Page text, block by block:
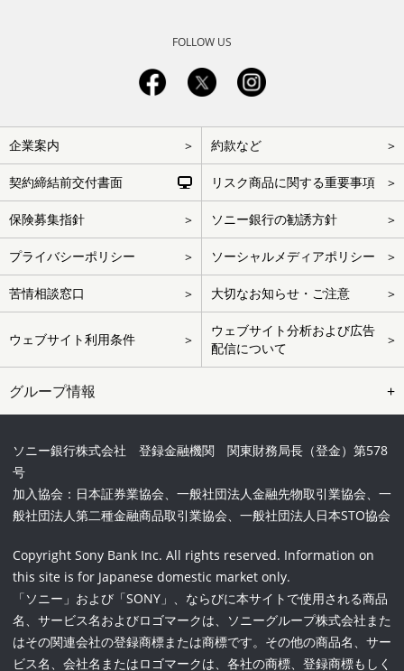
FOLLOW US
ス
プ
企業案内 約款など
契約締結前交付書面 リスク商品に関する重要事項
保険募集指針 ソニー銀行の勧誘方針
プライバシーポリシー ソーシャルメディアポリシー
苦情相談窓口 大切なお知らせ・ご注意
ウェブサイト利用条件
ウェブサイト分析および広告
配信について
グループ情報
ソニー銀行株式会社 登録金融機関 関東財務局長（登金）第578
号
加入協会：日本証券業協会、一般社団法人金融先物取引業協会、一
般社団法人第二種金融商品取引業協会、一般社団法人日本STO協会
Copyright Sony Bank Inc. All rights reserved. Information on
this site is for Japanese domestic market only.
「ソニー」および「SONY」、ならびに本サイトで使用される商品
名、サービス名およびロゴマークは、ソニーグループ株式会社また
はその関連会社の登録商標または商標です。その他の商品名、サー
ビス名、会社名またはロゴマークは、各社の商標、登録商標もしく